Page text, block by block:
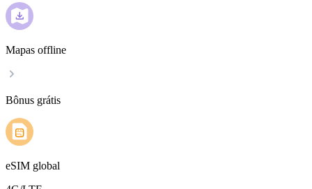
Mapas offline
Bônus grátis
eSIM global